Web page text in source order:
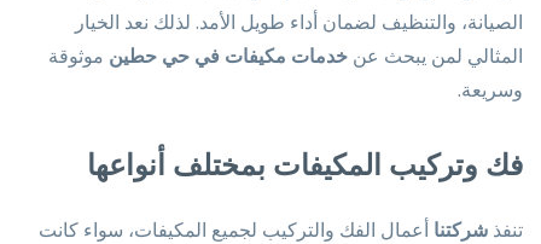
الصيانة، والتنظيف لضمان أداء طويل الأمد. لذلك نعد الخيار
المثالي لمن يبحث عن خدمات مكيفات في حي حطين موثوقة
وسريعة.
فك وتركيب المكيفات بمختلف أنواعها
تنفذ شركتنا أعمال الفك والتركيب لجميع المكيفات، سواء كانت